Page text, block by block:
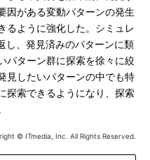
因がある変動パターンの発生
るように強化した。シミュレ
し、発見済みのパターンに類
パターン群に探索を徐々に絞
見したいパターンの中でも特
探索できるようになり、探索
© ITmedia, Inc. All Rights Reserved.